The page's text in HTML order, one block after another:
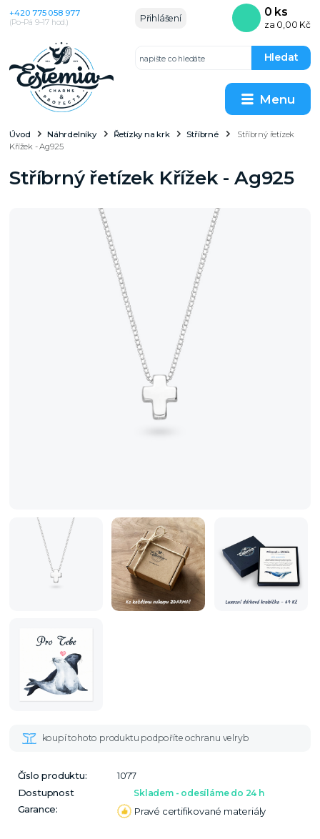
Menu
Přihlášení
Hledat
+420 775 058 977
(Po–Pá 9–17 hod.)
0 ks
za 0,00 Kč
Úvod Náhrdelníky Řetízky na krk Stříbrné
Stříbrný řetízek
Křížek - Ag925
Stříbrný řetízek Křížek - Ag925
Číslo produktu:
1077
Dostupnost
Skladem - odesíláme do 24 h
Garance: Pravé certifikované materiály